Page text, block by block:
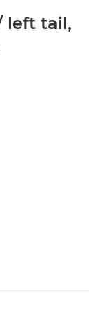
left tail,